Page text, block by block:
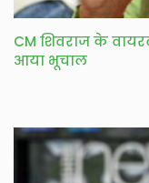
CM शिवराज के
आया भूचाल